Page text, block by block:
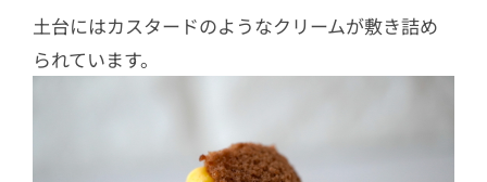
土台にはカスタードのようなクリームが敷き詰め
られています。